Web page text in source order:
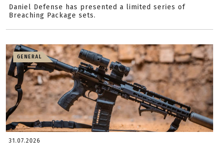
Daniel Defense has presented a limited series of
Breaching Package sets.
GENERAL
31.07.2026